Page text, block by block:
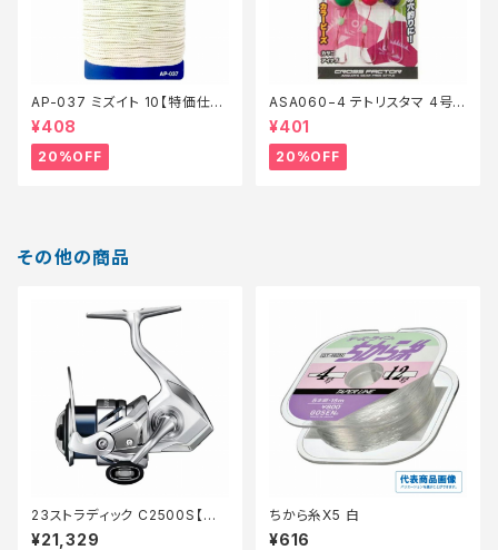
AP-037 ミズイト 10【特価仕
掛】【20】
¥408
20%OFF
ASA060−4 テトリスタマ 4号
【特価仕掛】【20】
¥401
20%OFF
その他の商品
23ストラディック C2500S【継
続セール_リール】【10】
¥21,329
ちから糸X5 白
¥616